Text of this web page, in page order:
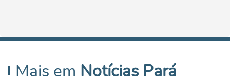
Mais em Notícias Pará